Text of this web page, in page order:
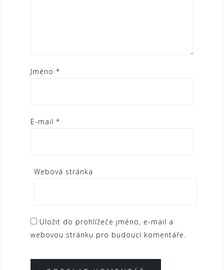
Jméno *
E-mail *
Webová stránka
Uložit do prohlížeče jméno, e-mail a
webovou stránku pro budoucí komentáře.